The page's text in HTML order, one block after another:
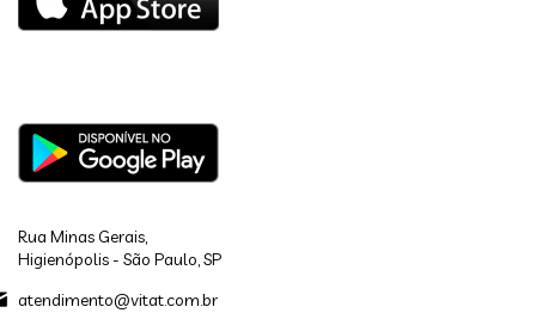
Rua Minas Gerais,
Higienópolis - São Paulo, SP
atendimento@vitat.com.br